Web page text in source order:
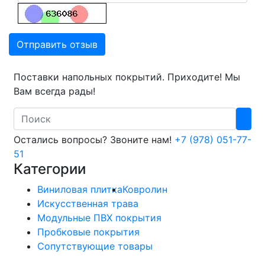
Отправить отзыв
Поставки напольных покрытий. Приходите! Мы
Вам всегда рады!
Search
Остались вопросы? Звоните нам! +7 (978) 051-77-
51
Категории
Виниловая плиткаКовролин
Искусственная трава
Модульные ПВХ покрытия
Пробковые покрытия
Сопутствующие товары